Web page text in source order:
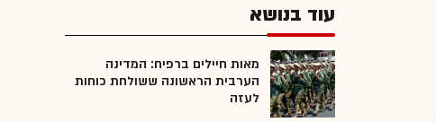
עוד בנושא
מאות חיילים ברפיח: המדינה
הערבית הראשונה ששולחת כוחות
לעזה